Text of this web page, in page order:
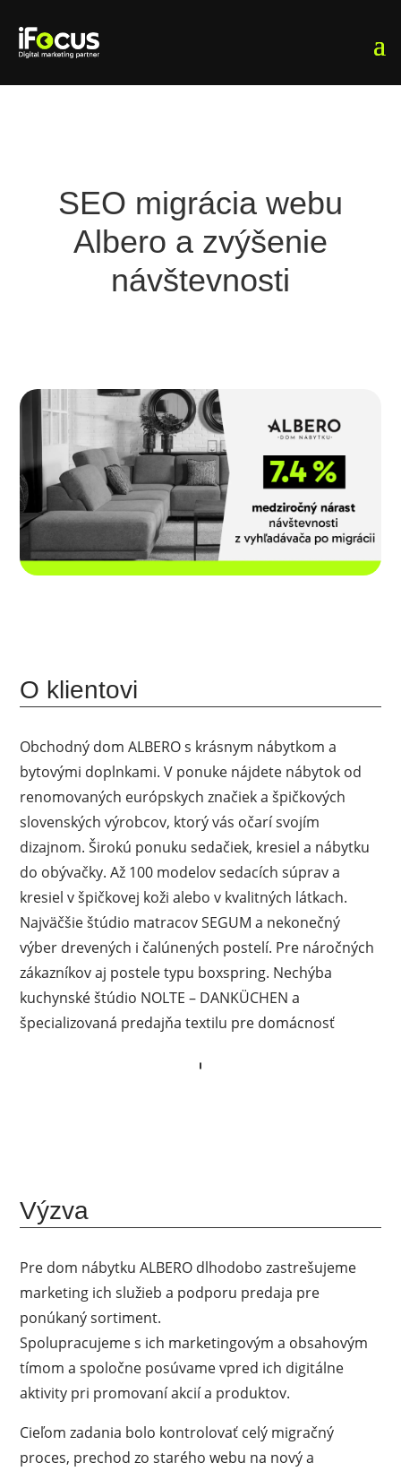
SEO migrácia webu
Albero a zvýšenie
návštevnosti
O klientovi
Obchodný dom ALBERO s krásnym nábytkom a
bytovými doplnkami. V ponuke nájdete nábytok od
renomovaných európskych značiek a špičkových
slovenských výrobcov, ktorý vás očarí svojím
dizajnom. Širokú ponuku sedačiek, kresiel a nábytku
do obývačky. Až 100 modelov sedacích súprav a
kresiel v špičkovej koži alebo v kvalitných látkach.
Najväčšie štúdio matracov SEGUM a nekonečný
výber drevených i čalúnených postelí. Pre náročných
zákazníkov aj postele typu boxspring. Nechýba
kuchynské štúdio NOLTE – DANKÜCHEN a
špecializovaná predajňa textilu pre domácnosť
Výzva
Pre dom nábytku ALBERO dlhodobo zastrešujeme
marketing ich služieb a podporu predaja pre
ponúkaný sortiment.
Spolupracujeme s ich marketingovým a obsahovým
tímom a spoločne posúvame vpred ich digitálne
aktivity pri promovaní akcií a produktov.
Cieľom zadania bolo kontrolovať celý migračný
proces, prechod zo starého webu na nový a